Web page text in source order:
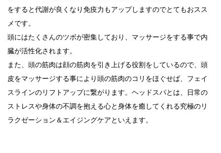
をすると代謝が良くなり免疫力もアップしますのでとてもおスス
メです。
頭にはたくさんのツボが密集しており、マッサージをする事で内
臓が活性化されます。
また、頭の筋肉は顔の筋肉を引き上げる役割をしているので、頭
皮をマッサージする事により頭の筋肉のコリをほぐせば、フェイ
スラインのリフトアップに繋がります。ヘッドスパとは、日常の
ストレスや身体の不調を抱える心と身体を癒してくれる究極のリ
ラクゼーション＆エイジングケアといえます。